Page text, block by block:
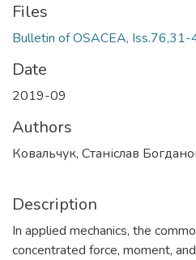
Files
Bulletin of OSACEA,
Date
2019-09
Authors
Ковальчук, Станіслав
Description
In applied mechanics, the
concentrated force, moment,